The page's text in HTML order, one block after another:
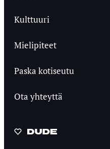
Kulttuuri
Mielipiteet
Paska kotiseutu
Ota yhteyttä